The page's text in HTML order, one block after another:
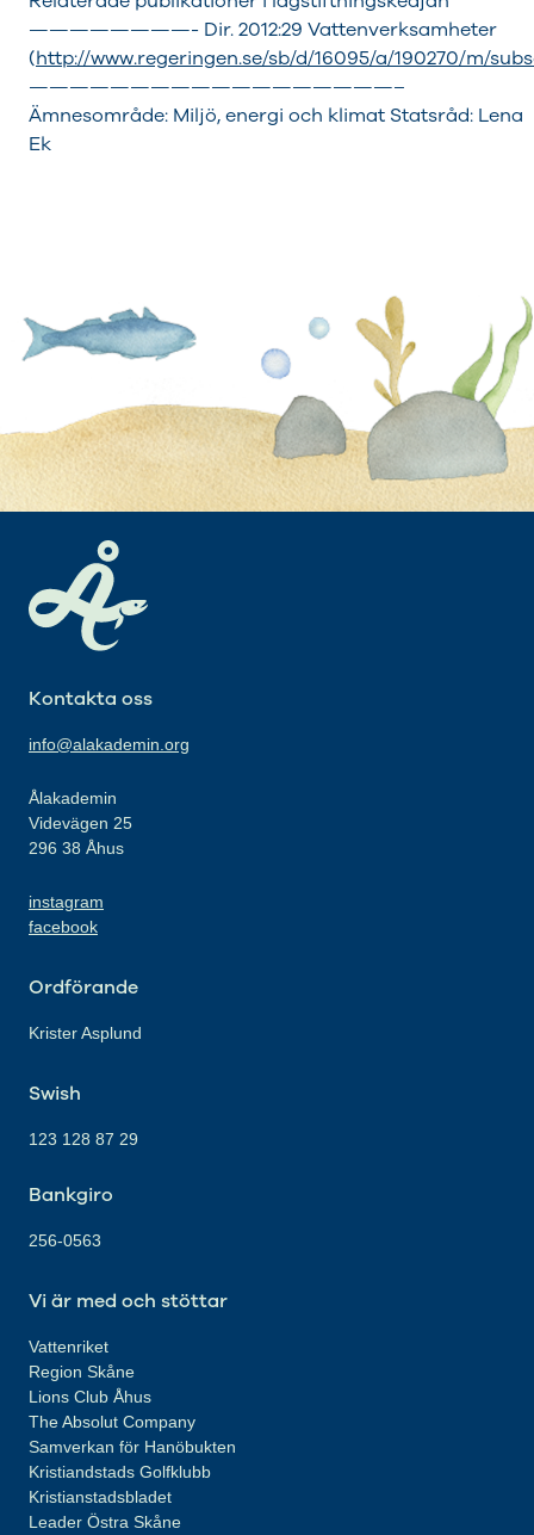
————————- Dir. 2012:29 Vattenverksamheter
(http://www.regeringen.se/sb/d/16095/a/190270/m/
——————————————————–
Ämnesområde: Miljö, energi och klimat Statsråd: Lena
Ek
Kontakta oss
info@alakademin.org
Ålakademin
Videvägen 25
296 38 Åhus
instagram
facebook
Ordförande
Krister Asplund
Swish
123 128 87 29
Bankgiro
256-0563
Vi är med och stöttar
Vattenriket
Region Skåne
Lions Club Åhus
The Absolut Company
Samverkan för Hanöbukten
Kristiandstads Golfklubb
Kristianstadsbladet
Leader Östra Skåne